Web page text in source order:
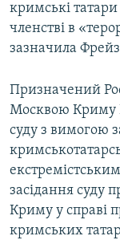
кримські
членстві в
зазначила
Призначений
Москвою Криму
суду з вимогою
засідання суду
Криму у справі
кримських